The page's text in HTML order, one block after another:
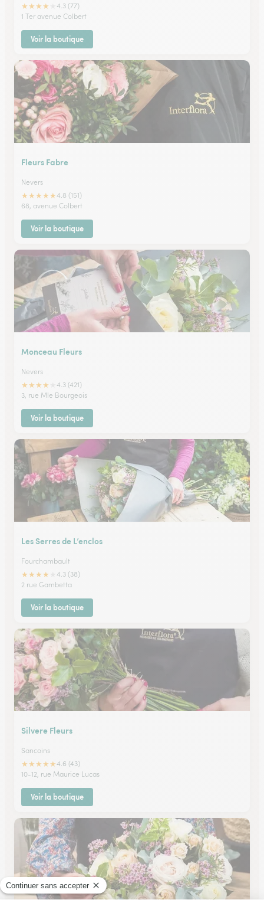
★★★★
4.3 (77)
1 Ter avenue Colbert
Voir la boutique
Fleurs Fabre
Nevers
★★★★★4.8 (151)
68, avenue Colbert
Voir la boutique
Monceau Fleurs
Nevers
★★★★
4.3 (421)
3, rue Mle Bourgeois
Voir la boutique
Les Serres de L’enclos
Fourchambault
★★★★
4.3 (38)
2 rue Gambetta
Voir la boutique
Silvere Fleurs
Sancoins
★★★★★4.6 (43)
10-12, rue Maurice Lucas
Voir la boutique